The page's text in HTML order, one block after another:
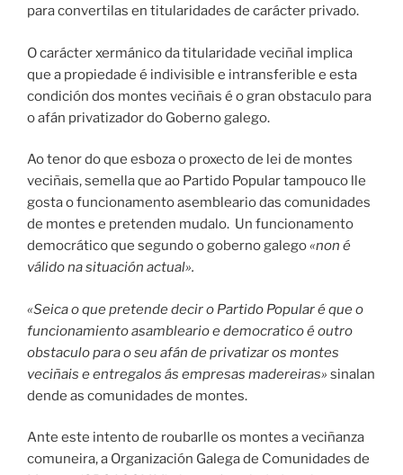
para convertilas en titularidades de carácter privado.
O carácter xermánico da titularidade veciñal implica
que a propiedade é indivisible e intransferible e esta
condición dos montes veciñais é o gran obstaculo para
o afán privatizador do Goberno galego.
Ao tenor do que esboza o proxecto de lei de montes
veciñais, semella que ao Partido Popular tampouco lle
gosta o funcionamento asembleario das comunidades
de montes e pretenden mudalo. Un funcionamento
democrático que segundo o goberno galego«non é
válido na situación actual».
«Seica o que pretende decir o Partido Popular é que o
funcionamiento asambleario e democratico é outro
obstaculo para o seu afán de privatizar os montes
veciñais e entregalos ás empresas madereiras» sinalan
dende as comunidades de montes.
Ante este intento de roubarlle os montes a veciñanza
comuneira, a Organización Galega de Comunidades de